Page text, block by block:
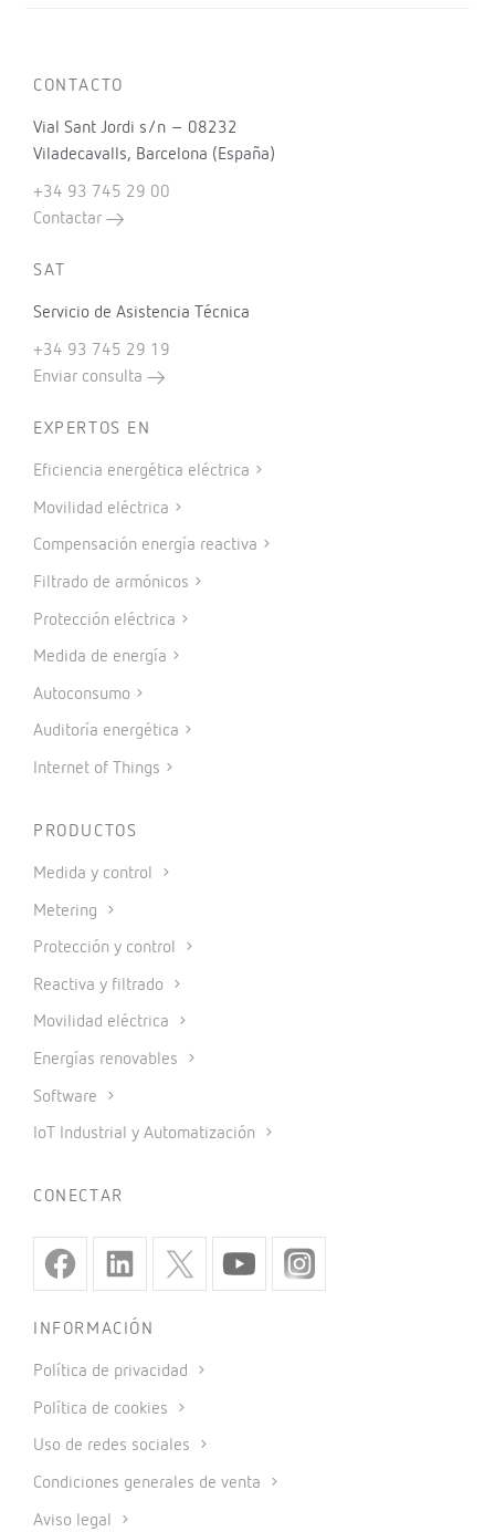
CONTACTO
Vial Sant Jordi s/n – 08232
Viladecavalls, Barcelona (España)
+34 93 745 29 00
Contactar
SAT
Servicio de Asistencia Técnica
+34 93 745 29 19
Enviar consulta
EXPERTOS EN
Eficiencia energética eléctrica
Movilidad eléctrica
Compensación energía reactiva
Filtrado de armónicos
Protección eléctrica
Medida de energía
Autoconsumo
Auditoría energética
Internet of Things
PRODUCTOS
Medida y control
Metering
Protección y control
Reactiva y filtrado
Movilidad eléctrica
Energías renovables
Software
IoT Industrial y Automatización
CONECTAR
INFORMACIÓN
Política de privacidad
Política de cookies
Uso de redes sociales
Condiciones generales de venta
Aviso legal